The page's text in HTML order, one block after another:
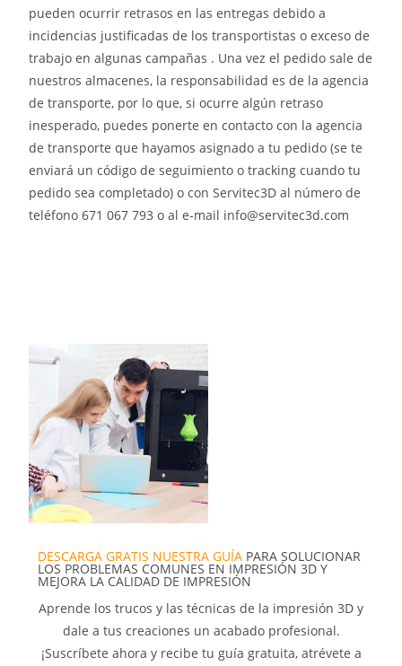
pueden ocurrir retrasos en las entregas debido a
incidencias justificadas de los transportistas o exceso de
trabajo en algunas campañas . Una vez el pedido sale de
nuestros almacenes, la responsabilidad es de la agencia
de transporte, por lo que, si ocurre algún retraso
inesperado, puedes ponerte en contacto con la agencia
de transporte que hayamos asignado a tu pedido (se te
enviará un código de seguimiento o tracking cuando tu
pedido sea completado) o con Servitec3D al número de
teléfono 671 067 793 o al e-mail info@servitec3d.com
DESCARGA GRATIS NUESTRA GUÍA PARA SOLUCIONAR
LOS PROBLEMAS COMUNES EN IMPRESIÓN 3D Y
MEJORA LA CALIDAD DE IMPRESIÓN
Aprende los trucos y las técnicas de la impresión 3D y
dale a tus creaciones un acabado profesional.
¡Suscríbete ahora y recibe tu guía gratuita, atrévete a